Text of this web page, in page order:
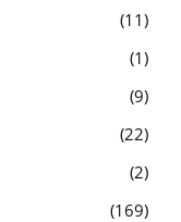
11
1
9
22
2
169